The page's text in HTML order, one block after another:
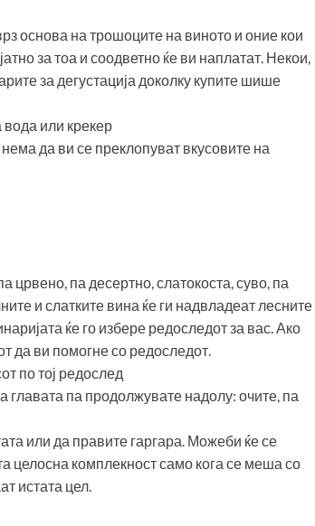
основа на трошоците на виното и оние кои
за тоа и соодветно ќе ви наплатат. Некои,
за дегустација доколку купите шише
вода или крекер
да ви се преклопуват вкусовите на
црвено, па десертно, слатокоста, суво, па
и слатките вина ќе ги надвладеат лесните
ќе го избере редоследот за вас. Ако
да ви помогне со редоследот.
по тој редослед
главата па продолжувате надолу: очите, па
или да правите гаргара. Можеби ќе се
целосна комплекност само кога се меша со
истата цел.